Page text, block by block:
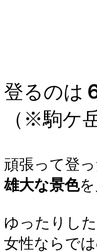
登るのは
（※駒ケ
頑張って登
雄大な景色
ゆったりし
女性ならで